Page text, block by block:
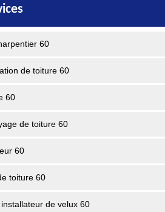
60
de toiture 60
60
de toiture 60
60
toiture 60
de velux 60